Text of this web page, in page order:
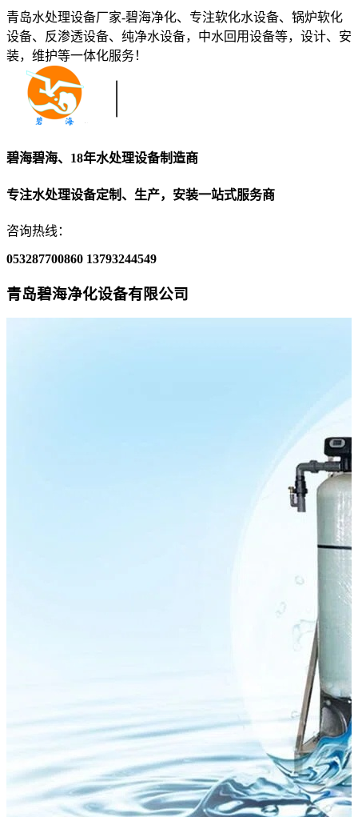
青岛水处理设备厂家-碧海净化、专注软化水设备、锅炉软化
设备、反渗透设备、纯净水设备，中水回用设备等，设计、安
装，维护等一体化服务！
碧海碧海、18年水处理设备制造商
专注水处理设备定制、生产，安装一站式服务商
咨询热线：
053287700860 13793244549
青岛碧海净化设备有限公司